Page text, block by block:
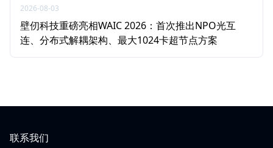
2026-08-03
壁仞科技重磅亮相WAIC 2026：首次推出NPO光互
连、分布式解耦架构、最大1024卡超节点方案
联系我们